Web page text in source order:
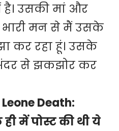
उसकी मां और
भारी मन से मैं उसके
कर रहा हूं। उसके
से झकझोर कर
Death:
में पोस्ट की थी ये